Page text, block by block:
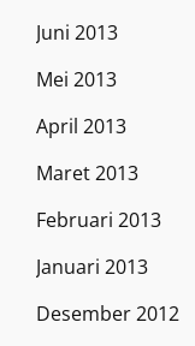
Juni 2013
Mei 2013
April 2013
Maret 2013
Februari 2013
Januari 2013
Desember 2012